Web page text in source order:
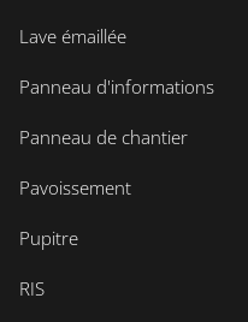
Lave émaillée
Panneau d'informations
Panneau de chantier
Pavoissement
Pupitre
RIS